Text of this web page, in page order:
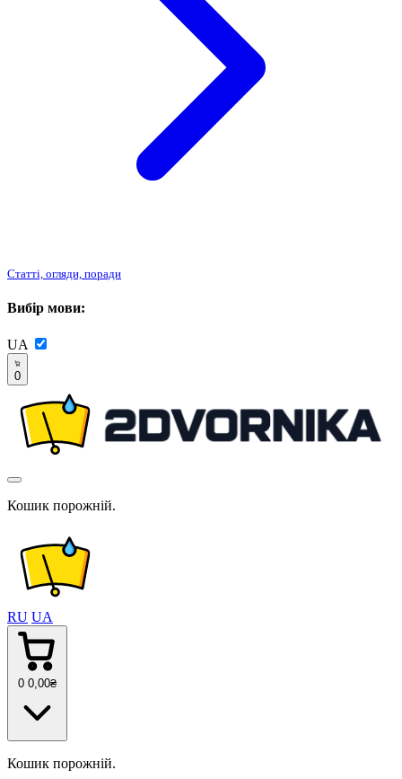
Статті, огляди, поради
Вибір мови:
UA
0
Кошик порожній.
RU UA
0 0 ,00₴
Кошик порожній.